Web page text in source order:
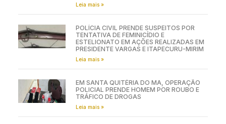
Leia mais »
POLÍCIA CIVIL PRENDE SUSPEITOS POR
TENTATIVA DE FEMINICÍDIO E
ESTELIONATO EM AÇÕES REALIZADAS EM
PRESIDENTE VARGAS E ITAPECURU-MIRIM
Leia mais »
EM SANTA QUITÉRIA DO MA, OPERAÇÃO
POLICIAL PRENDE HOMEM POR ROUBO E
TRÁFICO DE DROGAS
Leia mais »